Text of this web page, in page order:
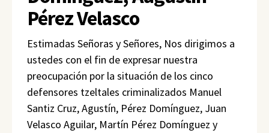
Pérez Velasco
Estimadas Señoras y Señores, Nos dirigimos a
ustedes con el fin de expresar nuestra
preocupación por la situación de los cinco
defensores tzeltales criminalizados Manuel
Santiz Cruz, Agustín, Pérez Domínguez, Juan
Velasco Aguilar, Martín Pérez Domínguez y